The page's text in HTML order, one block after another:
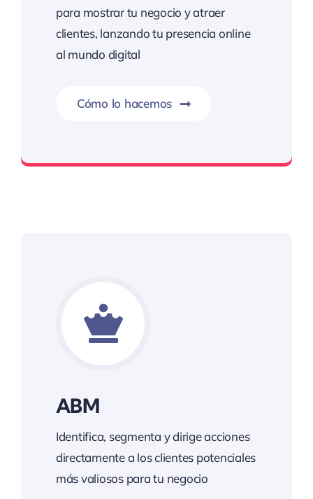
para mostrar tu negocio y atraer
clientes, lanzando tu presencia online
al mundo digital
Cómo lo hacemos
ABM
Identifica, segmenta y dirige acciones
directamente a los clientes potenciales
más valiosos para tu negocio